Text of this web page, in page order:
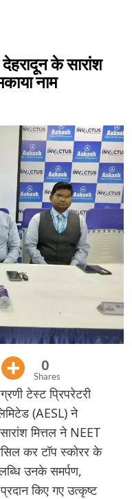
के सारांश
नाम
0
Shares
टेस्ट प्रिपरेटरी
(AESL) ने
मित्तल ने NEET
कर टॉप स्कोरर के
उनके समर्पण,
किए गए उत्कृष्ट